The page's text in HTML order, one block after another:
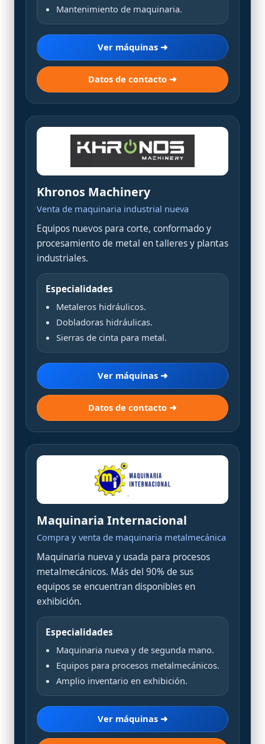
Mantenimiento de maquinaria.
Ver máquinas ➜
Datos de contacto ➜
Khronos Machinery
Venta de maquinaria industrial nueva
Equipos nuevos para corte, conformado y
procesamiento de metal en talleres y plantas
industriales.
Especialidades
Metaleros hidráulicos.
Dobladoras hidráulicas.
Sierras de cinta para metal.
Ver máquinas ➜
Datos de contacto ➜
Maquinaria Internacional
Compra y venta de maquinaria metalmecánica
Maquinaria nueva y usada para procesos
metalmecánicos. Más del 90% de sus
equipos se encuentran disponibles en
exhibición.
Especialidades
Maquinaria nueva y de segunda mano.
Equipos para procesos metalmecánicos.
Amplio inventario en exhibición.
Ver máquinas ➜